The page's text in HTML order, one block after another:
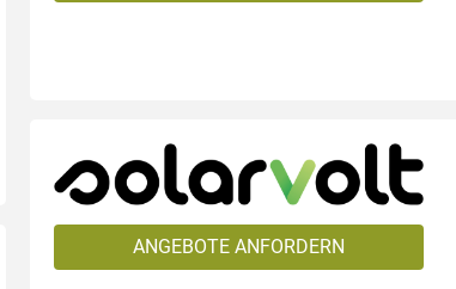
ANGEBOTE ANFORDERN